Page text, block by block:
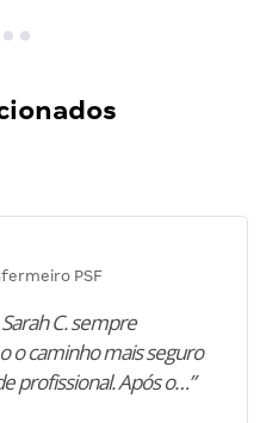
PSF
C. sempre
o caminho mais seguro
profissional. Após o…”